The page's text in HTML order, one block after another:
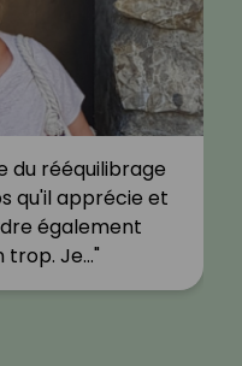
du rééquilibrage
qu'il apprécie et
également
trop. Je…"